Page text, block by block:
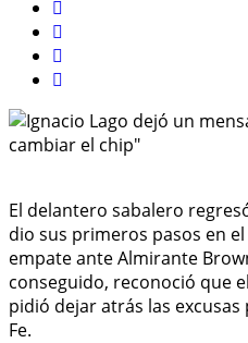
El delantero sabalero
dio sus primeros pasos en
empate ante Almirante
conseguido, reconoció que
pidió dejar atrás las
Fe.